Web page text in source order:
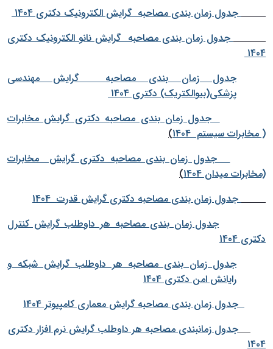
جدول زمان بندی مصاحبه گرایش الکترونیک دکتری 1404
جدول زمان بندی مصاحبه گرایش نانو الکترونیک دکتری
1404
جدول زمان بندی مصاحبه گرایش مهندسی
پزشکی(بیوالکتریک) دکتری 1404
جدول زمان بندی مصاحبه دکتری گرایش مخابرات
( مخابرات سیستم 1404
)
جدول زمان بندی مصاحبه دکتری گرایش مخابرات
(مخابرات میدان 1404
)
جدول زمان بندی مصاحبه دکتری گرایش قدرت 1404
جدول زمان بندی مصاحبه هر داوطلب گرایش کنترل
دکتری 1404
جدول زمان بندی مصاحبه هر داوطلب گرایش شبکه و
رایانش امن دکتری 1404
جدول زمان بندی مصاحبه گرایش معماری کامپیوتر 1404
جدول زمانبندی مصاحبه هر داوطلب گرایش نرم افزار دکتری
1404